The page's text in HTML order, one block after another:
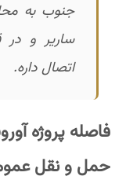
جنوب به
ساریر و در
اتصال داره.
فاصله پروژه
حمل و نقل